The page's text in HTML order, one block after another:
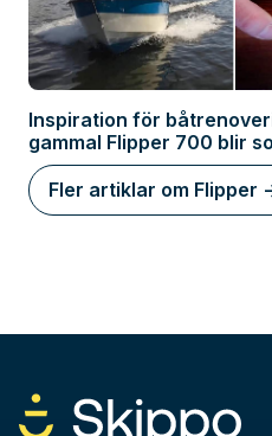
Inspiration för
gammal Flipper 700 blir
Fler artiklar om Flipper -